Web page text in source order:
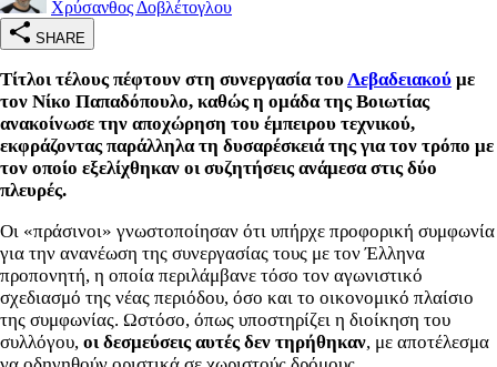
Χρύσανθος Δοβλέτογλου
SHARE
Τίτλοι τέλους πέφτουν στη συνεργασία τουΛεβαδειακού με
τον Νίκο Παπαδόπουλο, καθώς η ομάδα της Βοιωτίας
ανακοίνωσε την αποχώρηση του έμπειρου τεχνικού,
εκφράζοντας παράλληλα τη δυσαρέσκειά της για τον τρόπο με
τον οποίο εξελίχθηκαν οι συζητήσεις ανάμεσα στις δύο
πλευρές.
Οι «πράσινοι» γνωστοποίησαν ότι υπήρχε προφορική συμφωνία
για την ανανέωση της συνεργασίας τους με τον Έλληνα
προπονητή, η οποία περιλάμβανε τόσο τον αγωνιστικό
σχεδιασμό της νέας περιόδου, όσο και το οικονομικό πλαίσιο
της συμφωνίας. Ωστόσο, όπως υποστηρίζει η διοίκηση του
συλλόγου, οι δεσμεύσεις αυτές δεν τηρήθηκαν, με αποτέλεσμα